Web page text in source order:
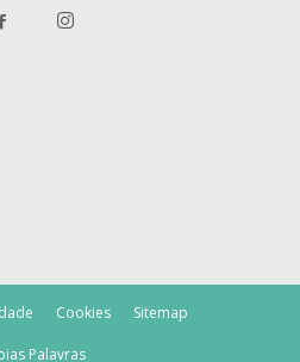
Cookies Sitemap
Palavras